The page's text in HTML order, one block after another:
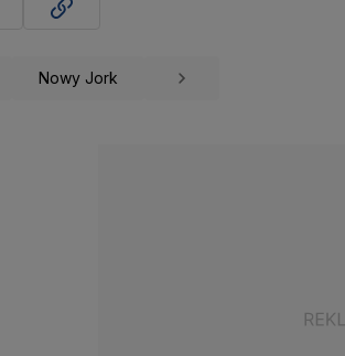
Nowy Jork